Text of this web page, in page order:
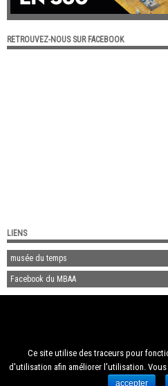
RETROUVEZ-NOUS SUR FACEBOOK
LIENS
musée du temps
Facebook du MBAA
© 2020musée des
Ce site utilise des traceurs pour
d'utilisation afin améliorer l'utilisation.
accepter